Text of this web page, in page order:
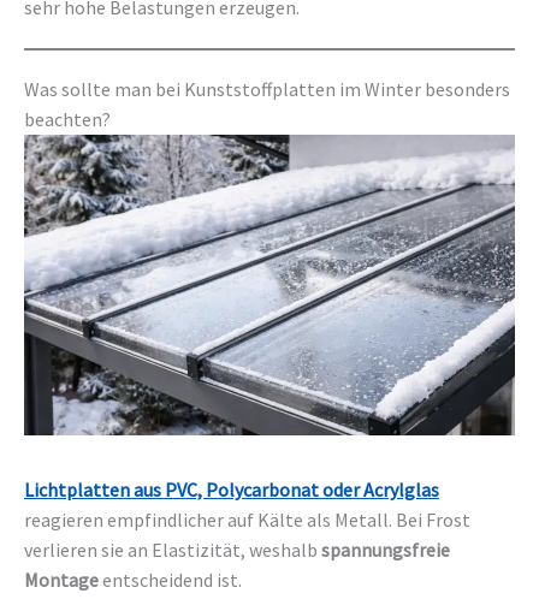
sehr hohe Belastungen erzeugen.
Was sollte man bei Kunststoffplatten im Winter besonders
beachten?
Lichtplatten aus PVC, Polycarbonat oder Acrylglas
reagieren empfindlicher auf Kälte als Metall. Bei Frost
verlieren sie an Elastizität, weshalb spannungsfreie
Montageentscheidend ist.